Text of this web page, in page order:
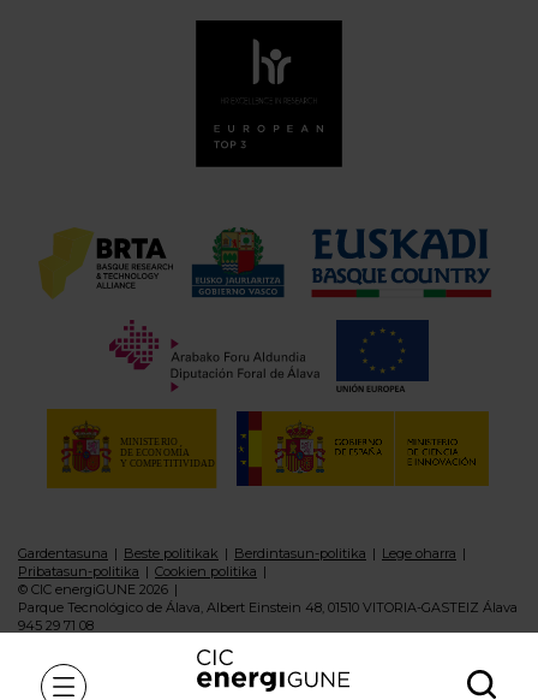
Gardentasuna Beste politikak Berdintasun-politika
Lege oharra
Pribatasun-politika
Cookien politika
© CIC energiGUNE 2026
Parque Tecnológico de Álava, Albert Einstein 48, 01510 VITORIA-GASTEIZ Álava
945 29 71 08